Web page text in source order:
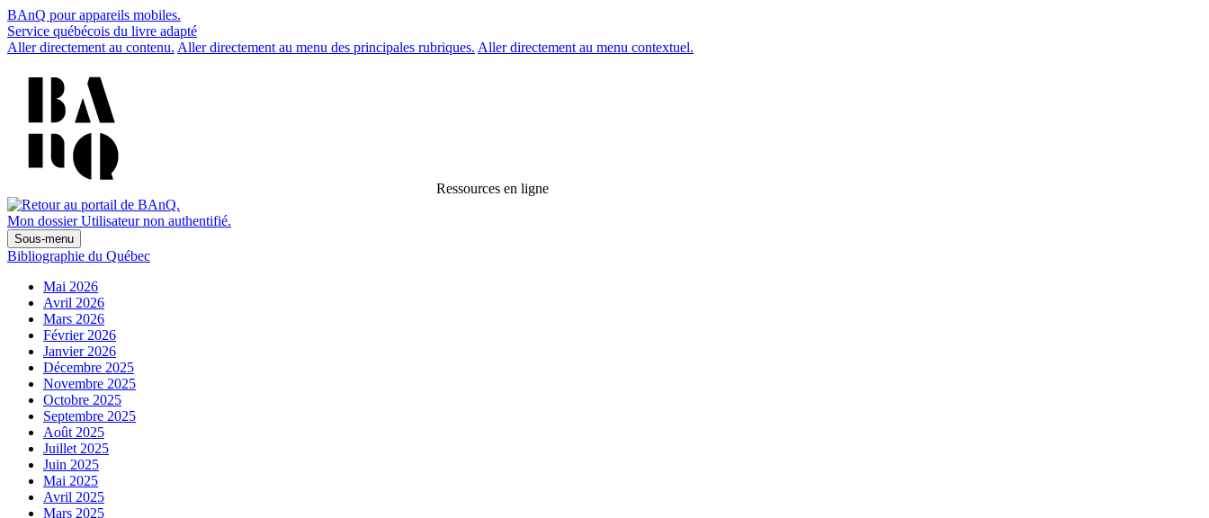
BAnQ pour appareils mobiles.
Service québécois du livre adapté
Aller directement au contenu. Aller directement au menu des principales rubriques. Aller directement au menu contextuel.
Ressources en ligne
Mon dossier Utilisateur non authentifié.
Sous-menu
Bibliographie du Québec
Mai 2026
Avril 2026
Mars 2026
Février 2026
Janvier 2026
Décembre 2025
Novembre 2025
Octobre 2025
Septembre 2025
Août 2025
Juillet 2025
Juin 2025
Mai 2025
Avril 2025
Mars 2025